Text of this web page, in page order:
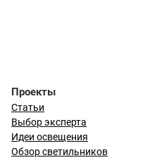
Проекты
Статьи
Выбор эксперта
Идеи освещения
Обзор светильников